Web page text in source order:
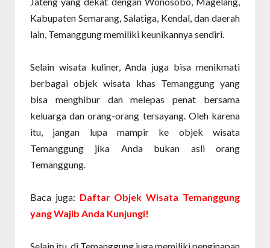
Kabupaten Semarang, Salatiga, Kendal, dan daerah
lain, Temanggung memiliki keunikannya sendiri.
Selain wisata kuliner, Anda juga bisa menikmati
berbagai objek wisata khas Temanggung yang
bisa menghibur dan melepas penat bersama
keluarga dan orang-orang tersayang. Oleh karena
itu, jangan lupa mampir ke objek wisata
Temanggung jika Anda bukan asli orang
Temanggung.
Baca juga: Daftar Objek Wisata Temanggung
yang Wajib Anda Kunjungi!